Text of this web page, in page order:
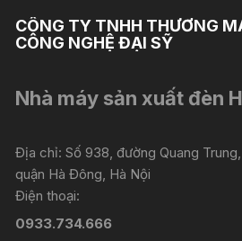
CÔNG TY TNHH THƯƠNG
CÔNG NGHỆ ĐẠI SỸ
Nhà máy sản xuất đèn
Địa chỉ: Số 938, đường Quang
quận Hà Đông, Hà Nội
Điện thoại:
0933.734.666